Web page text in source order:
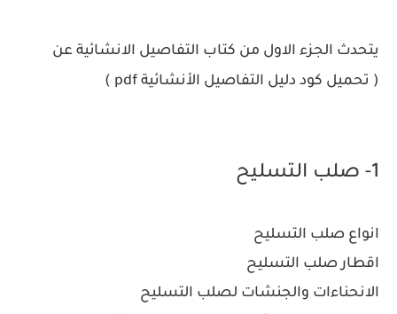
يتحدث الجزء الاول من كتاب التفاصيل الانشائية عن
( تحميل كود دليل التفاصيل الأنشائية pdf )
1- صلب التسليح
انواع صلب التسليح
اقطار صلب التسليح
الانحناءات والجنشات لصلب التسليح